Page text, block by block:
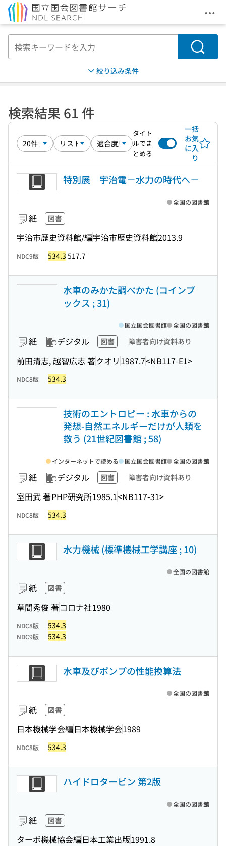
メ
検索
絞り込み条件
検索結果 61 件
タイト
ルでま
とめる
一括
お気
に入
り
特別展 宇治電－水力の時代へ－
紙 図書
宇治市歴史資料館/編宇治市歴史資料館2013.9
全国の図書館
NDC9版 534.3 517.7
水車のみかた調べかた (コインブ
ックス ; 31)
紙 デジタル 図書 障害者向け資料あり
前田清志, 越智広志 著クオリ 1987.7<NB117-E1>
国立国会図書館 全国の図書館
NDC8版 534.3
技術のエントロピー : 水車からの
発想-自然エネルギーだけが人類を
救う (21世紀図書館 ; 58)
紙 デジタル 図書 障害者向け資料あり
室田武 著PHP研究所1985.1<NB117-31>
インターネットで読める 国立国会図書館 全国の図書館
NDC8版 534.3
水力機械 (標準機械工学講座 ; 10)
紙 図書
草間秀俊 著コロナ社1980
全国の図書館
NDC8版 534.3
NDC9版 534.3
水車及びポンプの性能換算法
紙 図書
日本機械学会編日本機械学会1989
全国の図書館
NDC8版 534.3
ハイドロタービン 第2版
紙 図書
ターボ機械協会編日本工業出版1991.8
全国の図書館